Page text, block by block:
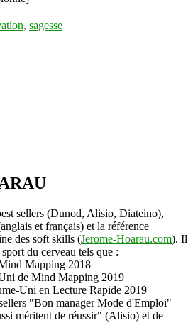
, sagesse
sellers (Dunod, Alisio, Diateino),
et français) et la référence
des soft skills (Jerome-Hoarau.com). Il
du cerveau tels que :
Mapping 2018
de Mind Mapping 2019
Uni en Lecture Rapide 2019
"Bon manager Mode d'Emploi"
méritent de réussir" (Alisio) et de